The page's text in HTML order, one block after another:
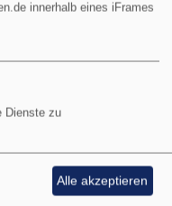
die Straße gegangen.
gegen
innerhalb eines iFrames
Dienste zu
Alle akzeptieren